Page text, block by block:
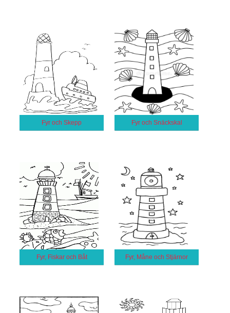
Fyr och Skepp Fyr och Snäckskal
Fyr, Fiskar och Båt Fyr, Måne och Stjärnor